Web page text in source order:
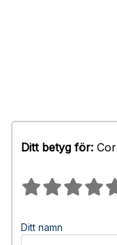
Ditt betyg för:
Ditt namn